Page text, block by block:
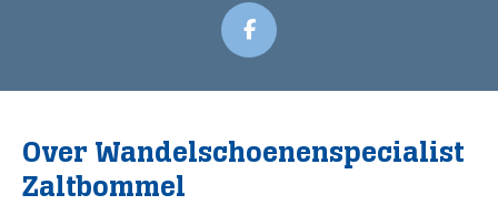
Over Wandelschoenenspecialist
Zaltbommel